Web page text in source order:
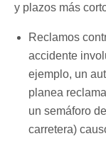
y plazos más
Reclamos
accidente
ejemplo, un
planea
un semáforo
carretera)